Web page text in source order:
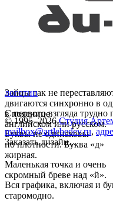
Зайцы так не
двигаются синхронно в
в пояснице.
С первого взгляда
английском или русском.
Буквы не одинаковы
по плотности. Буква «д»
жирная.
Маленькая точка и очень
скромный бреве над «й».
Вся графика, включая и
старомодно.
логотип
© 1995–2026 Студия
mailbox@artlebedev.ru,
Заказать дизайн...